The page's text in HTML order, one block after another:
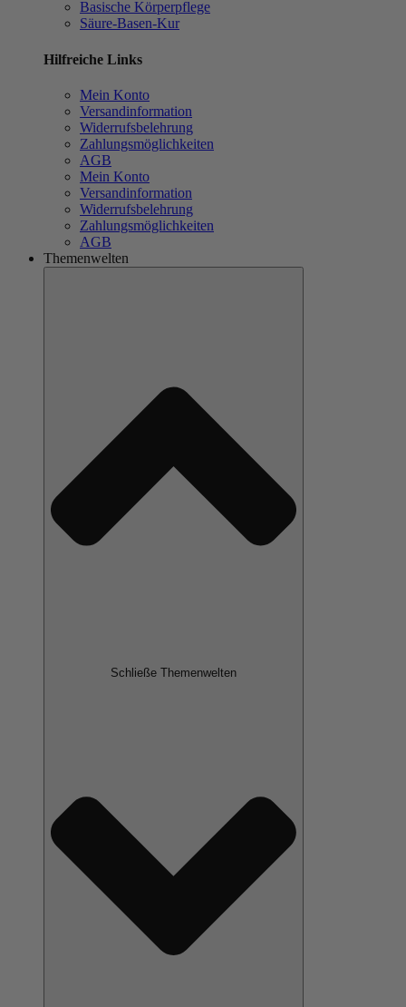
Basische Körperpflege
Säure-Basen-Kur
Hilfreiche Links
Mein Konto
Versandinformation
Widerrufsbelehrung
Zahlungsmöglichkeiten
AGB
Mein Konto
Versandinformation
Widerrufsbelehrung
Zahlungsmöglichkeiten
AGB
Themenwelten
Schließe Themenwelten